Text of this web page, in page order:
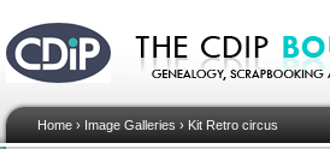
Home › Image Galleries › Kit Retro circus